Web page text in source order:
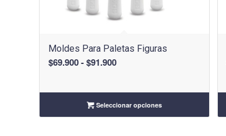
Moldes Para Paletas Figuras
$69.900-$91.900Rango
desde
$69.900
Seleccionar opciones